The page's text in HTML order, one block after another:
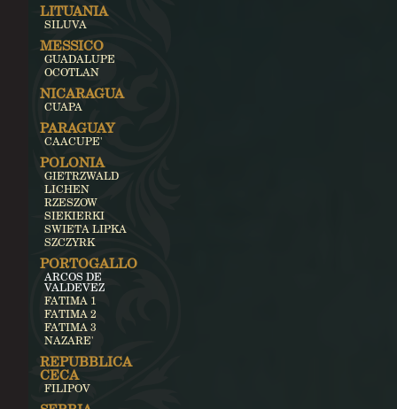
LITUANIA
SILUVA
MESSICO
GUADALUPE
OCOTLAN
NICARAGUA
CUAPA
PARAGUAY
CAACUPE'
POLONIA
GIETRZWALD
LICHEN
RZESZOW
SIEKIERKI
SWIETA LIPKA
SZCZYRK
PORTOGALLO
ARCOS DE
VALDEVEZ
FATIMA 1
FATIMA 2
FATIMA 3
NAZARE'
REPUBBLICA
CECA
FILIPOV